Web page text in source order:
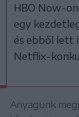
HBO Now-
egy
és ebből lett
Netflix-
Anyagunk